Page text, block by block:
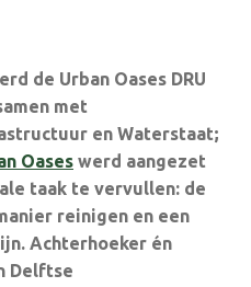
de Urban Oases DRU
met
en Waterstaat;
Oases werd aangezet
taak te vervullen: de
reinigen en een
Achterhoeker én
Delftse